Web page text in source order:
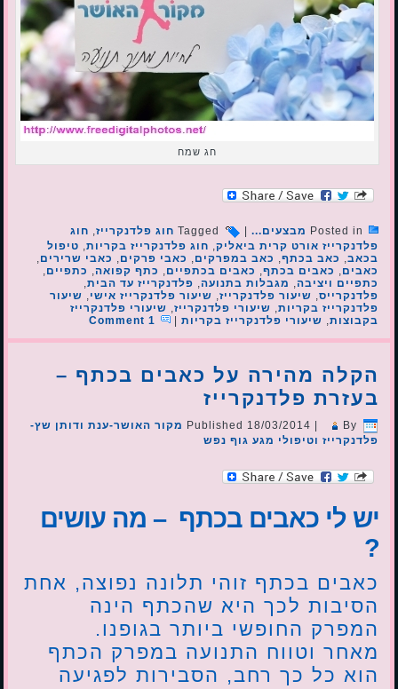
חג שמח
Posted in מבצעים... |
Tagged חוג פלדנקרייז
חוג
פלדנקרייז אורט קרית ביאליק
חוג פלדנקרייז בקריות
טיפול
בכאב
כאב בכתף כאב במפרקים כאבי פרקים כאבי שרירים
כאבים
כאבים בכתף כאבים בכתפיים כתף קפואה כתפיים
כתפיים ויציבה
מגבלות בתנועה פלדנקרייז עד הבית
פלדנקרייס
שיעור פלדנקרייז שיעור פלדנקרייז אישי
שיעור
פלדנקרייז בקריות
שיעורי פלדנקרייז
שיעורי פלדנקרייז
בקבוצות
שיעורי פלדנקרייז בקריות |
1 Comment
הקלה מהירה על כאבים בכתף –
בעזרת פלדנקרייז
Published 18/03/2014 | By
מקור האושר-ענת ודותן שץ-
פלדנקרייז וטיפולי מגע גוף נפש
יש לי כאבים בכתף – מה עושים
?
כאבים בכתף זוהי תלונה נפוצה, אחת
הסיבות לכך היא שהכתף הינה
המפרק החופשי ביותר בגופנו.
מאחר וטווח התנועה במפרק הכתף
הוא כל כך רחב, הסבירות לפגיעה